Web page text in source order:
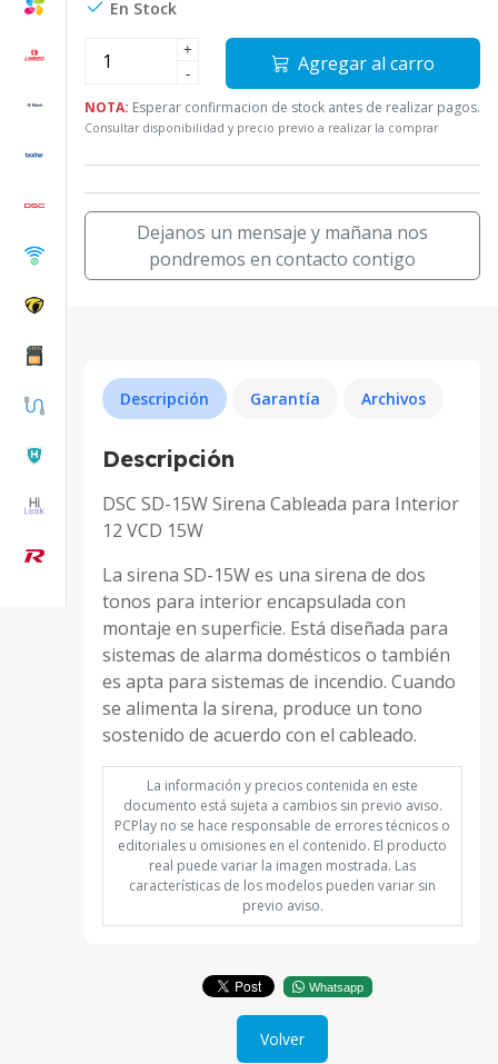
En Stock
+
-
Agregar al carro
NOTA: Esperar confirmacion de stock antes de realizar pagos.
Consultar disponibilidad y precio previo a realizar la comprar
Dejanos un mensaje y mañana nos
pondremos en contacto contigo
Descripción Garantía Archivos
Descripción
DSC SD-15W Sirena Cableada para Interior
12 VCD 15W
La sirena SD-15W es una sirena de dos
tonos para interior encapsulada con
montaje en superficie. Está diseñada para
sistemas de alarma domésticos o también
es apta para sistemas de incendio. Cuando
se alimenta la sirena, produce un tono
sostenido de acuerdo con el cableado.
La información y precios contenida en este
documento está sujeta a cambios sin previo aviso.
PCPlay no se hace responsable de errores técnicos o
editoriales u omisiones en el contenido. El producto
real puede variar la imagen mostrada. Las
características de los modelos pueden variar sin
previo aviso.
Whatsapp
Volver